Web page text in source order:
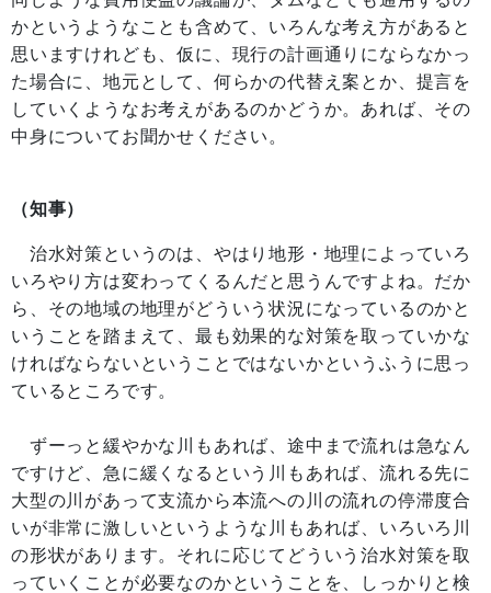
かというようなことも含めて、いろんな考え方があると
思いますけれども、仮に、現行の計画通りにならなかっ
た場合に、地元として、何らかの代替え案とか、提言を
していくようなお考えがあるのかどうか。あれば、その
中身についてお聞かせください。
（知事）
治水対策というのは、やはり地形・地理によっていろ
いろやり方は変わってくるんだと思うんですよね。だか
ら、その地域の地理がどういう状況になっているのかと
いうことを踏まえて、最も効果的な対策を取っていかな
ければならないということではないかというふうに思っ
ているところです。
ずーっと緩やかな川もあれば、途中まで流れは急なん
ですけど、急に緩くなるという川もあれば、流れる先に
大型の川があって支流から本流への川の流れの停滞度合
いが非常に激しいというような川もあれば、いろいろ川
の形状があります。それに応じてどういう治水対策を取
っていくことが必要なのかということを、しっかりと検